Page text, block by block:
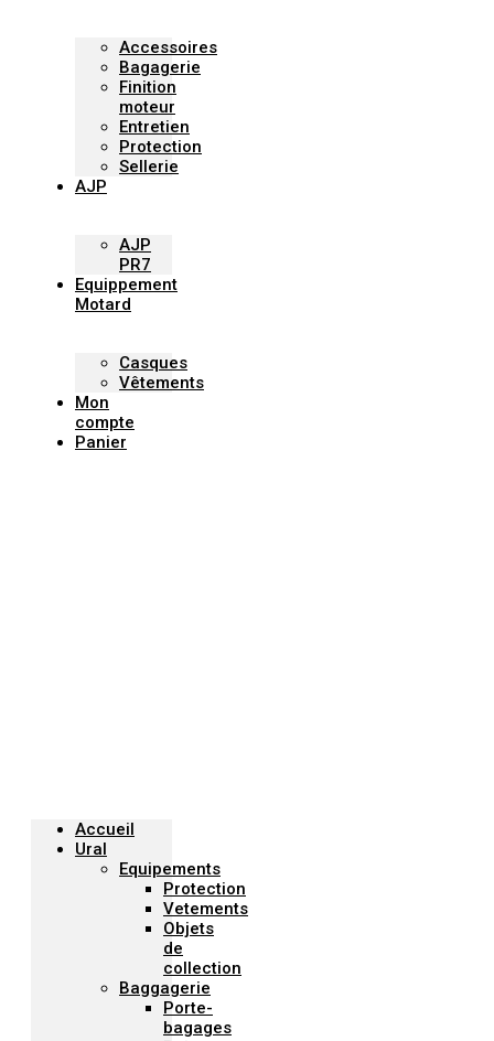
Accessoires
Bagagerie
Finition
moteur
Entretien
Protection
Sellerie
AJP
AJP
PR7
Equippement
Motard
Casques
Vêtements
Mon
compte
Panier
Accueil
Ural
Equipements
Protection
Vetements
Objets
de
collection
Baggagerie
Porte-
bagages